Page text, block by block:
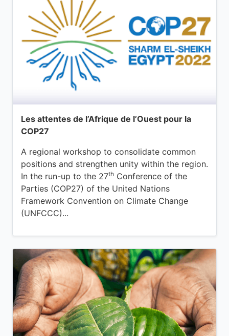
Les attentes de l’Afrique de l’Ouest pour la
COP27
A regional workshop to consolidate common
positions and strengthen unity within the region.
In the run-up to the 27th Conference of the
Parties (COP27) of the United Nations
Framework Convention on Climate Change
(UNFCCC)...